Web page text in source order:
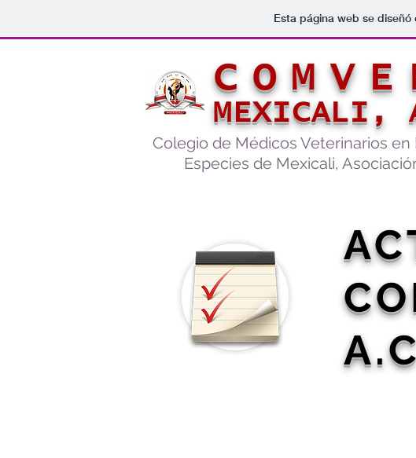
Esta página web se
MEXICALI,
Colegio de Médicos Veterinarios en
Especies de Mexicali,